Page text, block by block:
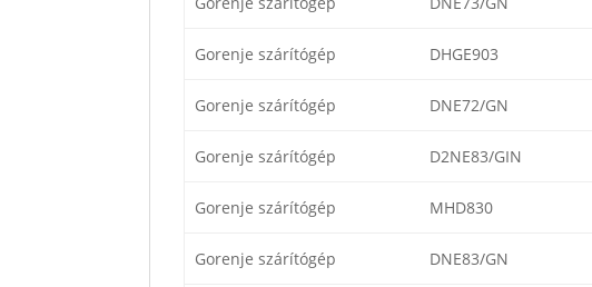
Gorenje szárítógép DHGE903
Gorenje szárítógép DNE72/GN
Gorenje szárítógép D2NE83/GIN
Gorenje szárítógép MHD830
Gorenje szárítógép DNE83/GN